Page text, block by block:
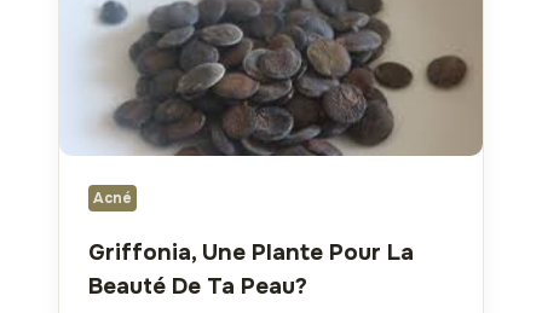
Acné
Griffonia, Une Plante Pour La
Beauté De Ta Peau?